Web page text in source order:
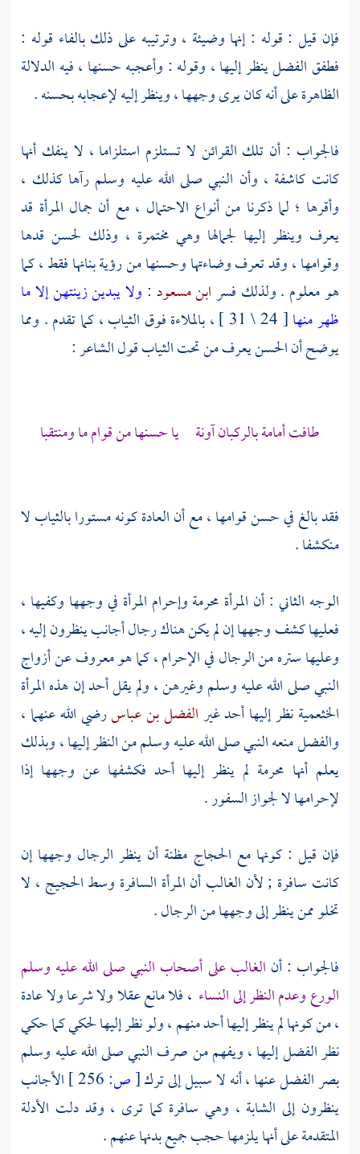
فإن قيل : قوله : إنها وضيئة ، وترتيبه على ذلك بالفاء قوله :
فطفق الفضل ينظر إليها ، وقوله : وأعجبه حسنها ، فيه الدلالة
الظاهرة على أنه كان يرى وجهها ، وينظر إليه لإعجابه بحسنه .
فالجواب : أن تلك القرائن لا تستلزم استلزاما ، لا ينفك أنها
كانت كاشفة ، وأن النبي صلى الله عليه وسلم رآها كذلك ،
وأقرها ؛ لما ذكرنا من أنواع الاحتمال ، مع أن جمال المرأة قد
يعرف وينظر إليها لجمالها وهي مختمرة ، وذلك لحسن قدها
وقوامها ، وقد تعرف وضاءتها وحسنها من رؤية بنانها فقط ، كما
هو معلوم . ولذلك فسرابن مسعود : ولا يبدين زينتهن إلا ما
ظهر منها
[ 24 \ 31 ] ، بالملاءة فوق الثياب ، كما تقدم . ومما
يوضح أنالحسنيعرف من تحت الثياب قول الشاعر :
طافت أمامة بالركبان آونة يا حسنها من قوام ما ومنتقبا
فقد بالغ في حسن قوامها ، مع أن العادة كونه مستورا بالثياب لا
منكشفا .
الوجه الثاني : أن المرأة محرمة وإحرام المرأة في وجهها وكفيها ،
فعليها كشف وجهها إن لم يكن هناك رجال أجانب ينظرون إليه ،
وعليها ستره من الرجال في الإحرام ، كما هو معروف عن أزواج
النبي صلى الله عليه وسلم وغيرهن ، ولم يقل أحد إن هذه المرأة
الخثعمية نظر إليها أحد غيرالفضل بن عباسرضي الله عنهما ،
والفضلمنعه النبي صلى الله عليه وسلم من النظر إليها ، وبذلك
يعلم أنها محرمة لم ينظر إليها أحد فكشفها عن وجهها إذا
لإحرامها لا لجواز السفور .
فإن قيل : كونها مع الحجاج مظنة أن ينظر الرجال وجهها إن
كانت سافرة ; لأن الغالب أن المرأة السافرة وسط الحجيج ، لا
تخلو ممن ينظر إلى وجهها من الرجال .
فالجواب : أن الغالب على أصحاب النبي صلى الله عليه وسلم
الورع وعدم النظر إلى النساء ، فلا مانع عقلا ولا شرعا ولا عادة
، من كونها لم ينظر إليها أحد منهم ، ولو نظر إليها لحكي كما حكي
نظرالفضلإليها ، ويفهم من صرف النبي صلى الله عليه وسلم
بصرالفضلعنها ، أنه لا سبيل إلى ترك[ص:
الأجانب
ينظرون إلى الشابة ، وهي سافرة كما ترى ، وقد دلت الأدلة
المتقدمة على أنها يلزمها حجب جميع بدنها عنهم .